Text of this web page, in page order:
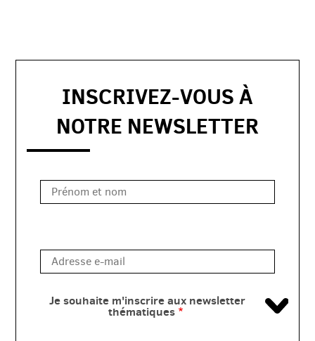
INSCRIVEZ-VOUS À
NOTRE NEWSLETTER
Je souhaite m'inscrire aux newsletter
thématiques